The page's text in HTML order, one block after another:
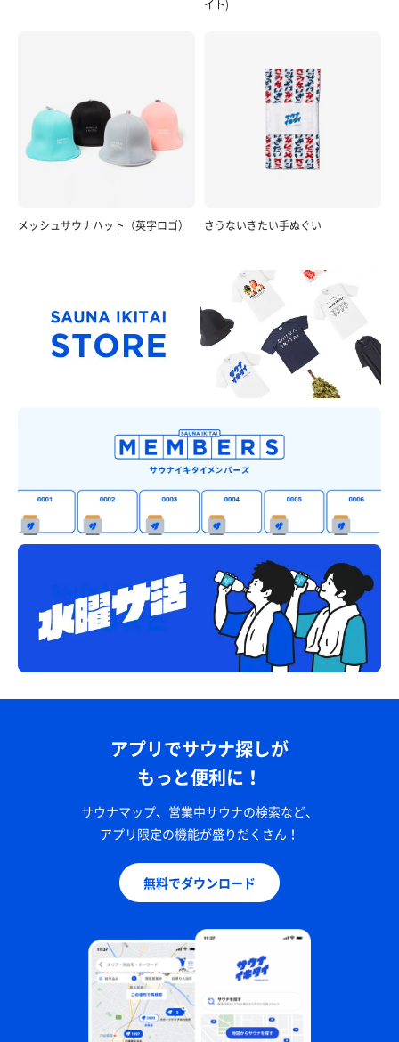
イト)
メッシュサウナハット（英字ロゴ） さうないきたい手ぬぐい
アプリでサウナ探しが
もっと便利に！
サウナマップ、営業中サウナの検索など、
アプリ限定の機能が盛りだくさん！
無料でダウンロード